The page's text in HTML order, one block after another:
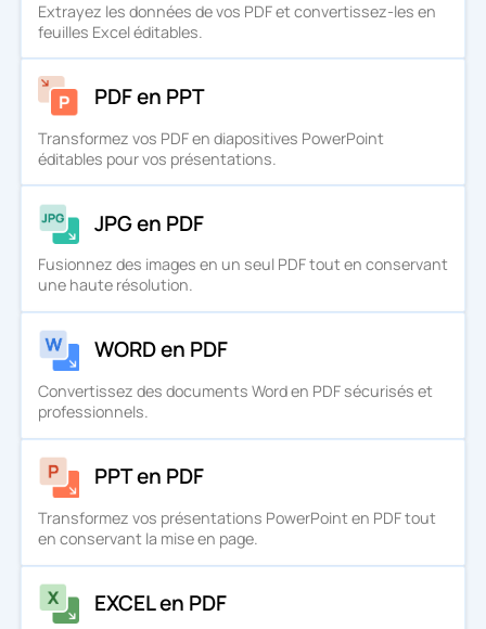
Extrayez les données de vos PDF et convertissez-les en
feuilles Excel éditables.
PDF en PPT
Transformez vos PDF en diapositives PowerPoint
éditables pour vos présentations.
JPG en PDF
Fusionnez des images en un seul PDF tout en conservant
une haute résolution.
WORD en PDF
Convertissez des documents Word en PDF sécurisés et
professionnels.
PPT en PDF
Transformez vos présentations PowerPoint en PDF tout
en conservant la mise en page.
EXCEL en PDF